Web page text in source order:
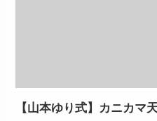
【山本ゆり式】カニカマ